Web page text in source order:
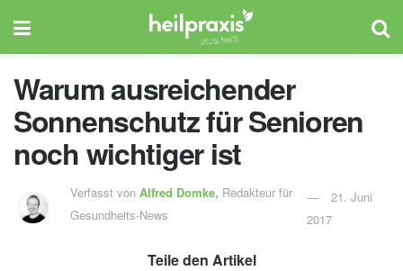
Warum ausreichender
Sonnenschutz für Senioren
noch wichtiger ist
Verfasst von Alfred Domke, Redakteur für
Gesundheits-News
21. Juni
2017
Teile den Artikel